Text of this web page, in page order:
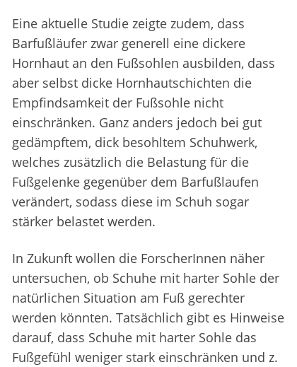
Eine aktuelle Studie zeigte zudem, dass
Barfußläufer zwar generell eine dickere
Hornhaut an den Fußsohlen ausbilden, dass
aber selbst dicke Hornhautschichten die
Empfindsamkeit der Fußsohle nicht
einschränken. Ganz anders jedoch bei gut
gedämpftem, dick besohltem Schuhwerk,
welches zusätzlich die Belastung für die
Fußgelenke gegenüber dem Barfußlaufen
verändert, sodass diese im Schuh sogar
stärker belastet werden.
In Zukunft wollen die ForscherInnen näher
untersuchen, ob Schuhe mit harter Sohle der
natürlichen Situation am Fuß gerechter
werden könnten. Tatsächlich gibt es Hinweise
darauf, dass Schuhe mit harter Sohle das
Fußgefühl weniger stark einschränken und z.